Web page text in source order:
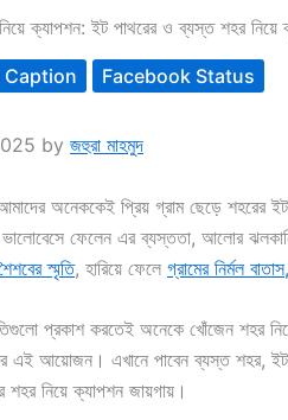
ক্যাপশন: ইট পাথরের ও ব্যস্ত শহর
Caption Facebook Status
by জহুরা মাহমুদ
অনেককেই প্রিয় গ্রাম ছেড়ে শহরের
ফেলেন এর ব্যস্ততা, আলোর
স্মৃতি, হারিয়ে ফেলে গ্রামের নির্মল
প্রকাশ করতেই অনেকে খোঁজেন শহর নিয়ে
আয়োজন। এখানে পাবেন ব্যস্ত শহর, ইট-
শহর নিয়ে ক্যাপশন জায়গায়।